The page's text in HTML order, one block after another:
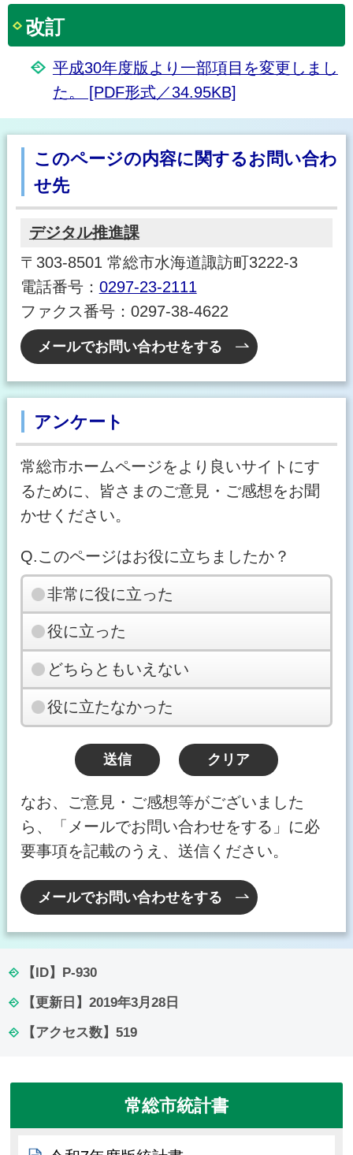
改訂
平成30年度版より一部項目を変更しまし
た。 [PDF形式／34.95KB]
このページの内容に関するお問い合わ
せ先
デジタル推進課
〒303-8501 常総市水海道諏訪町3222-3
電話番号： 0297-23-2111
ファクス番号：0297-38-4622
メールでお問い合わせをする
アンケート
常総市ホームページをより良いサイトにす
るために、皆さまのご意見・ご感想をお聞
かせください。
Q.このページはお役に立ちましたか？
非常に役に立った
役に立った
どちらともいえない
役に立たなかった
なお、ご意見・ご感想等がございました
ら、「メールでお問い合わせをする」に必
要事項を記載のうえ、送信ください。
メールでお問い合わせをする
【ID】 P-930
【更新日】 2019年3月28日
【アクセス数】 519
常総市統計書